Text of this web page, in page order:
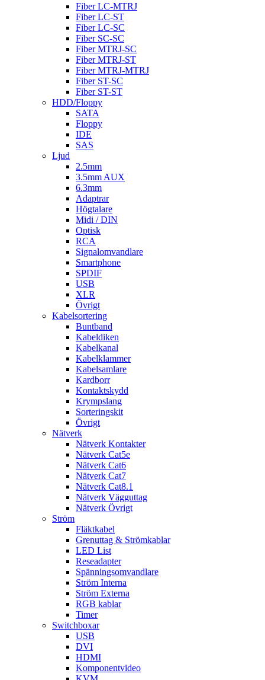
Fiber LC-MTRJ
Fiber LC-ST
Fiber LC-SC
Fiber SC-SC
Fiber MTRJ-SC
Fiber MTRJ-ST
Fiber MTRJ-MTRJ
Fiber ST-SC
Fiber ST-ST
HDD/Floppy
SATA
Floppy
IDE
SAS
Ljud
2.5mm
3.5mm AUX
6.3mm
Adaptrar
Högtalare
Midi / DIN
Optisk
RCA
Signalomvandlare
Smartphone
SPDIF
USB
XLR
Övrigt
Kabelsortering
Buntband
Kabeldiken
Kabelkanal
Kabelklammer
Kabelsamlare
Kardborr
Kontaktskydd
Krympslang
Sorteringskit
Övrigt
Nätverk
Nätverk Kontakter
Nätverk Cat5e
Nätverk Cat6
Nätverk Cat7
Nätverk Cat8.1
Nätverk Vägguttag
Nätverk Övrigt
Ström
Fläktkabel
Grenuttag & Strömkablar
LED List
Reseadapter
Spänningsomvandlare
Ström Interna
Ström Externa
RGB kablar
Timer
Switchboxar
USB
DVI
HDMI
Komponentvideo